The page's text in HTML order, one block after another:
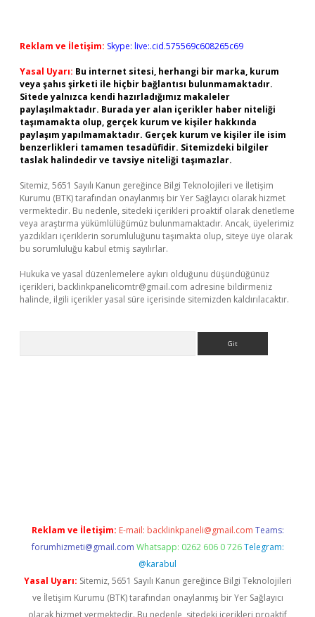
Reklam ve İletişim: Skype: live:.cid.575569c608265c69
Yasal Uyarı: Bu internet sitesi, herhangi bir marka, kurum
veya şahıs şirketi ile hiçbir bağlantısı bulunmamaktadır.
Sitede yalnızca kendi hazırladığımız makaleler
paylaşılmaktadır. Burada yer alan içerikler haber niteliği
taşımamakta olup, gerçek kurum ve kişiler hakkında
paylaşım yapılmamaktadır. Gerçek kurum ve kişiler ile isim
benzerlikleri tamamen tesadüfidir. Sitemizdeki bilgiler
taslak halindedir ve tavsiye niteliği taşımazlar.
Sitemiz, 5651 Sayılı Kanun gereğince Bilgi Teknolojileri ve İletişim
Kurumu (BTK) tarafından onaylanmış bir Yer Sağlayıcı olarak hizmet
vermektedir. Bu nedenle, sitedeki içerikleri proaktif olarak denetleme
veya araştırma yükümlülüğümüz bulunmamaktadır. Ancak, üyelerimiz
yazdıkları içeriklerin sorumluluğunu taşımakta olup, siteye üye olarak
bu sorumluluğu kabul etmiş sayılırlar.
Hukuka ve yasal düzenlemelere aykırı olduğunu düşündüğünüz
içerikleri, backlinkpanelicomtr@gmail.com adresine bildirmeniz
halinde, ilgili içerikler yasal süre içerisinde sitemizden kaldırılacaktır.
Reklam ve İletişim: E-mail: backlinkpaneli@gmail.com Teams:
forumhizmeti@gmail.com Whatsapp: 0262 606 0 726 Telegram:
@karabul
Yasal Uyarı: Sitemiz, 5651 Sayılı Kanun gereğince Bilgi Teknolojileri
ve İletişim Kurumu (BTK) tarafından onaylanmış bir Yer Sağlayıcı
olarak hizmet vermektedir. Bu nedenle, sitedeki içerikleri proaktif